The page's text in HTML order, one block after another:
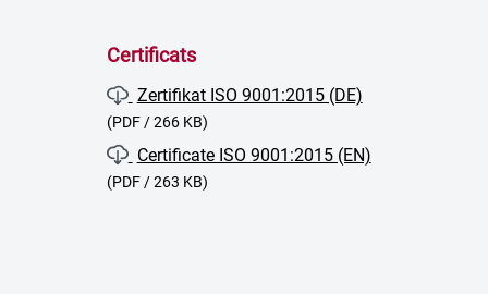
Certificats
Zertifikat ISO 9001:2015 (DE)
(PDF / 266 KB)
Certificate ISO 9001:2015 (EN)
(PDF / 263 KB)